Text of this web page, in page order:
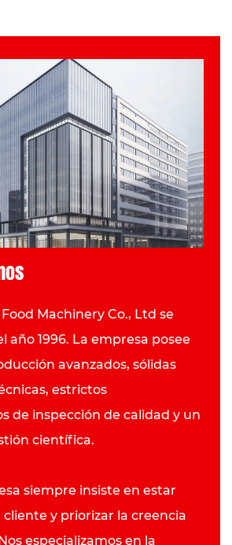
Machinery Co., Ltd se
año 1996. La empresa posee
avanzados, sólidas
estrictos
de inspección de calidad y un
científica.
siempre insiste en estar
y priorizar la creencia
especializamos en la